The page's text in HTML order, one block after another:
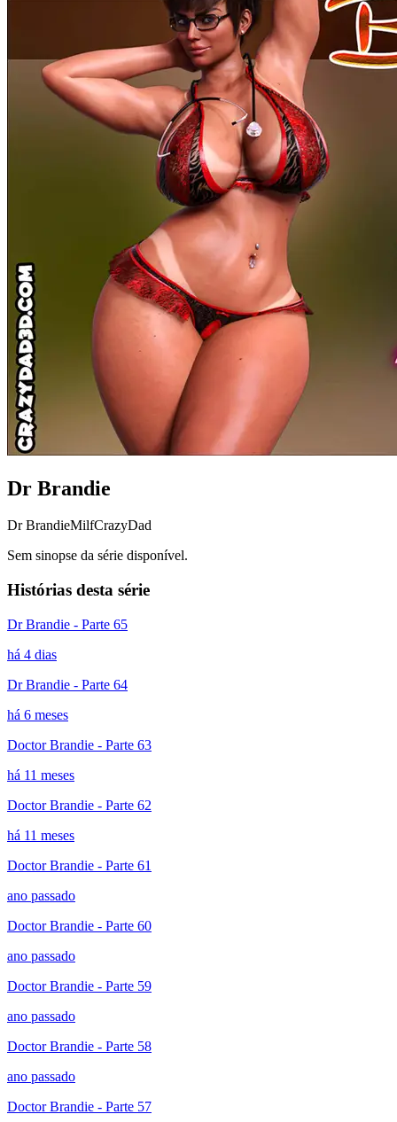
Dr Brandie
Dr BrandieMilfCrazyDad
Sem sinopse da série disponível.
Histórias desta série
Dr Brandie - Parte 65
há 4 dias
Dr Brandie - Parte 64
há 6 meses
Doctor Brandie - Parte 63
há 11 meses
Doctor Brandie - Parte 62
há 11 meses
Doctor Brandie - Parte 61
ano passado
Doctor Brandie - Parte 60
ano passado
Doctor Brandie - Parte 59
ano passado
Doctor Brandie - Parte 58
ano passado
Doctor Brandie - Parte 57